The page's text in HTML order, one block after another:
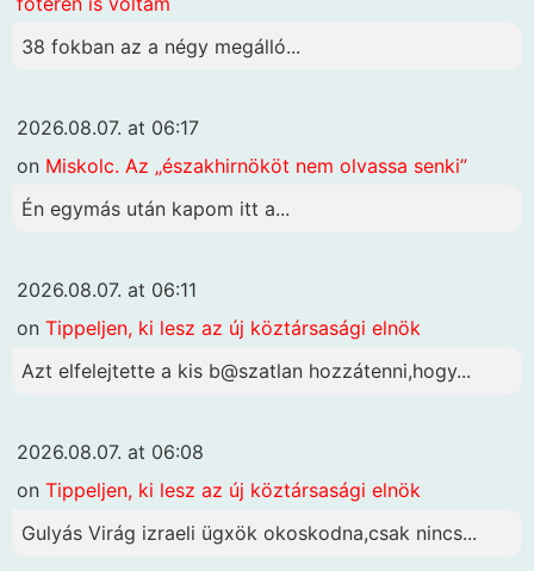
38 fokban az a négy megálló...
2026.08.07. at 06:17
on Miskolc. Az „északhirnököt nem olvassa senki”
Én egymás után kapom itt a...
2026.08.07. at 06:11
on Tippeljen, ki lesz az új köztársasági elnök
Azt elfelejtette a kis b@szatlan hozzátenni,hogy...
2026.08.07. at 06:08
on Tippeljen, ki lesz az új köztársasági elnök
Gulyás Virág izraeli ügxök okoskodna,csak nincs...